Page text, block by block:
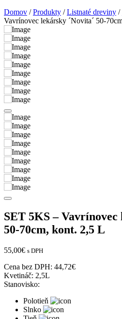
Domov /Produkty /Listnaté dreviny /
Vavrínovec lekársky ´Novita´ 50-
SET 5KS – Vavrínovec
50-70cm, kont. 2,5 L
55,00€ s DPH
Cena bez DPH: 44,72€
Kvetináč: 2,5L
Stanovisko:
Polotieň
Slnko